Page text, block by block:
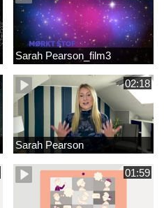
Sarah Pearson_film3
02:18
Sarah Pearson
01:59